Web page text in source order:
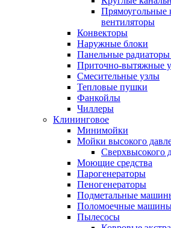
Прямоугольные
вентиляторы
Конвекторы
Наружные блоки
Панельные
Приточно-вытяжные
Смесительные узлы
Тепловые пушки
Фанкойлы
Чиллеры
Клининговое
Минимойки
Мойки высокого
Сверхвысокого
Моющие средства
Парогенераторы
Пеногенераторы
Подметальные
Поломоечные
Пылесосы